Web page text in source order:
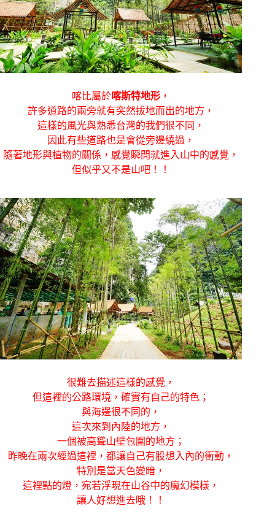
喀比屬於喀斯特地形 ，
許多道路的兩旁就有突然拔地而出的地方，
這樣的風光與熟悉台灣的我們很不同，
因此有些道路也是會從旁邊繞過，
隨著地形與植物的關係，感覺瞬間就進入山中的感覺，
但似乎又不是山吧！！
很難去描述這樣的感覺，
但這裡的公路環境，確實有自己的特色；
與海邊很不同的，
這次來到內陸的地方，
一個被高聳山壁包圍的地方；
昨晚在兩次經過這裡，都讓自己有股想入內的衝動，
特別是當天色變暗，
這裡點的燈，宛若浮現在山谷中的魔幻模樣，
讓人好想進去哦！！